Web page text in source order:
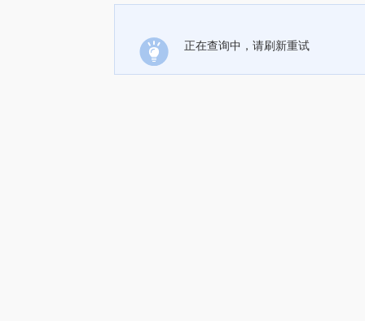
正在查询中，请刷新重试